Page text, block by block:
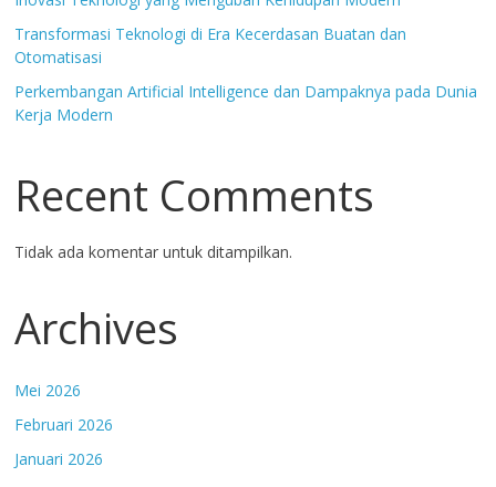
Transformasi Teknologi di Era Kecerdasan Buatan dan
Otomatisasi
Perkembangan Artificial Intelligence dan Dampaknya pada Dunia
Kerja Modern
Recent Comments
Tidak ada komentar untuk ditampilkan.
Archives
Mei 2026
Februari 2026
Januari 2026